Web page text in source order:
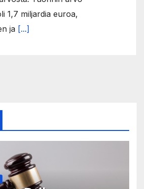
1,7 miljardia euroa,
ja [...]